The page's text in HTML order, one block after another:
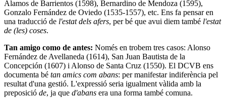
Álamos de Barrientos (1598), Bernardino de Mendoza (1595),
Gonzalo Fernández de Oviedo (1535-1557), etc. Ens fa pensar en
una traducció de l'estat dels afers, per bé que avui diem també l'estat
de (les) coses.
Tan amigo como de antes: Només en trobem tres casos: Alonso
Fernández de Avellaneda (1614), San Juan Bautista de la
Concepción (1607) i Alonso de Santa Cruz (1550). El DCVB ens
documenta bé tan amics com abans: per manifestar indiferència pel
resultat d'una gestió. L'expressió seria igualment vàlida amb la
preposició de, ja que d'abans era una forma també comuna.